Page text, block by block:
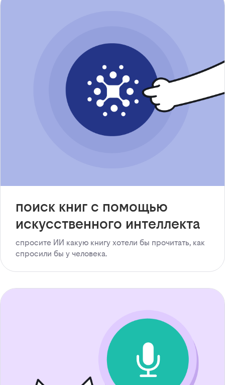
поиск книг с помощью
искусственного интеллекта
спросите ИИ какую книгу хотели бы прочитать, как
спросили бы у человека.